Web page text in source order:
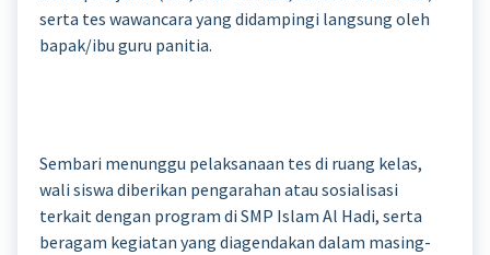
serta tes wawancara yang didampingi langsung oleh
bapak/ibu guru panitia.
Sembari menunggu pelaksanaan tes di ruang kelas,
wali siswa diberikan pengarahan atau sosialisasi
terkait dengan program di SMP Islam Al Hadi, serta
beragam kegiatan yang diagendakan dalam masing-